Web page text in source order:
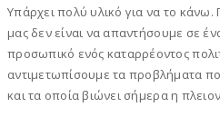
Υπάρχει πολύ υλικό για να το κάνω.
μας δεν είναι να απαντήσουμε σε
προσωπικό ενός καταρρέοντος
αντιμετωπίσουμε τα προβλήματα
και τα οποία βιώνει σήμερα η